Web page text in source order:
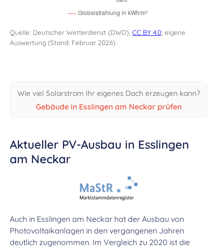
Quelle: Deutscher Wetterdienst (DWD), CC BY 4.0; eigene
Auswertung (Stand: Februar 2026)
Wie viel Solarstrom Ihr eigenes Dach erzeugen kann?
Gebäude in Esslingen am Neckar prüfen
Aktueller PV-Ausbau in Esslingen
am Neckar
Auch in Esslingen am Neckar hat der Ausbau von
Photovoltaikanlagen in den vergangenen Jahren
deutlich zugenommen. Im Vergleich zu 2020 ist die